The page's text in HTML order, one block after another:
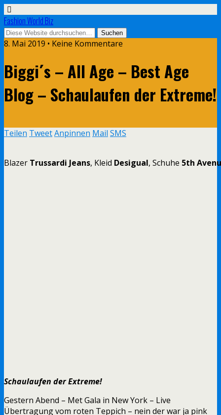
Fashion World Biz
8. Mai 2019 • Keine Kommentare
Biggi´s – All Age – Best Age
Blog – Schaulaufen der Extreme!
Teilen TweetAnpinnen Mail SMS
Blazer Trussardi Jeans, Kleid Desigual, Schuhe 5th
Schaulaufen der Extreme!
Gestern Abend – Met Gala in New York – Live
Übertragung vom roten Teppich – nein der war ja pink